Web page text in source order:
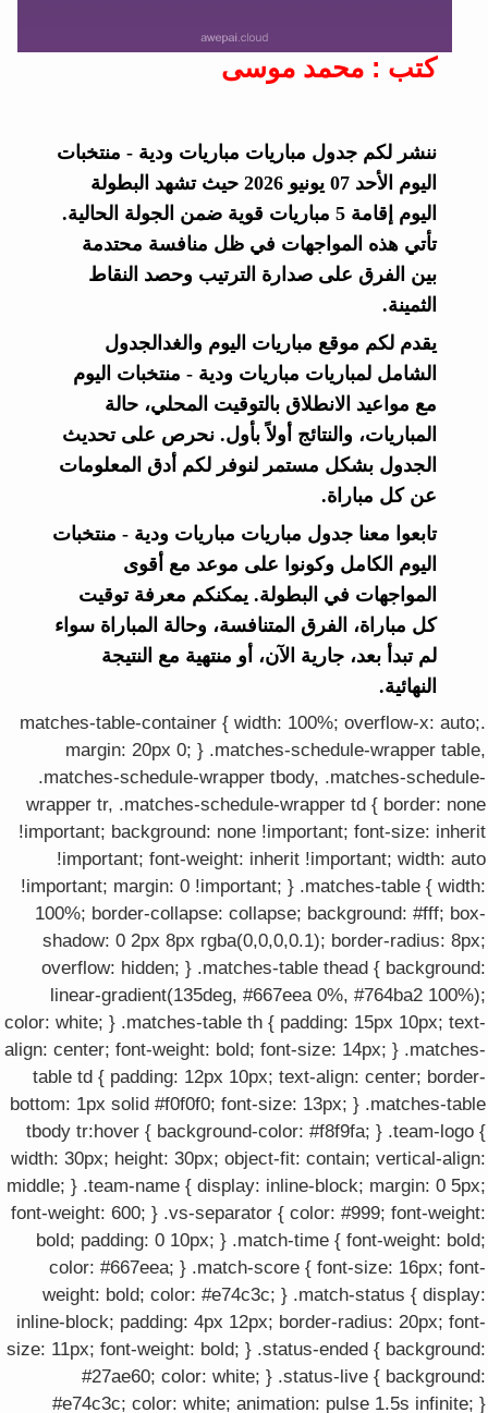
كتب : محمد موسى
ننشر لكم جدول مباريات مباريات ودية - منتخبات
اليوم الأحد 07 يونيو 2026 حيث تشهد البطولة
اليوم إقامة 5 مباريات قوية ضمن الجولة الحالية.
تأتي هذه المواجهات في ظل منافسة محتدمة
بين الفرق على صدارة الترتيب وحصد النقاط
الثمينة.
يقدم لكم موقع مباريات اليوم والغدالجدول
الشامل لمباريات مباريات ودية - منتخبات اليوم
مع مواعيد الانطلاق بالتوقيت المحلي، حالة
المباريات، والنتائج أولاً بأول. نحرص على تحديث
الجدول بشكل مستمر لنوفر لكم أدق المعلومات
عن كل مباراة.
تابعوا معنا جدول مباريات مباريات ودية - منتخبات
اليوم الكامل وكونوا على موعد مع أقوى
المواجهات في البطولة. يمكنكم معرفة توقيت
كل مباراة، الفرق المتنافسة، وحالة المباراة سواء
لم تبدأ بعد، جارية الآن، أو منتهية مع النتيجة
النهائية.
.matches-table-container { width: 100%; overflow-x: auto;
margin: 20px 0; } .matches-schedule-wrapper table,
.matches-schedule-wrapper tbody, .matches-schedule-
wrapper tr, .matches-schedule-wrapper td { border: none
!important; background: none !important; font-size: inherit
!important; font-weight: inherit !important; width: auto
!important; margin: 0 !important; } .matches-table { width:
100%; border-collapse: collapse; background: #fff; box-
shadow: 0 2px 8px rgba(0,0,0,0.1); border-radius: 8px;
overflow: hidden; } .matches-table thead { background:
linear-gradient(135deg, #667eea 0%, #764ba2 100%);
color: white; } .matches-table th { padding: 15px 10px; text-
align: center; font-weight: bold; font-size: 14px; } .matches-
table td { padding: 12px 10px; text-align: center; border-
bottom: 1px solid #f0f0f0; font-size: 13px; } .matches-table
tbody tr:hover { background-color: #f8f9fa; } .team-logo {
width: 30px; height: 30px; object-fit: contain; vertical-align:
middle; } .team-name { display: inline-block; margin: 0 5px;
font-weight: 600; } .vs-separator { color: #999; font-weight:
bold; padding: 0 10px; } .match-time { font-weight: bold;
color: #667eea; } .match-score { font-size: 16px; font-
weight: bold; color: #e74c3c; } .match-status { display:
inline-block; padding: 4px 12px; border-radius: 20px; font-
size: 11px; font-weight: bold; } .status-ended { background:
#27ae60; color: white; } .status-live { background:
#e74c3c; color: white; animation: pulse 1.5s infinite; }